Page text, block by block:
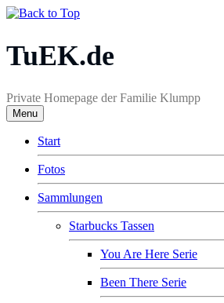
TuEK.de
Private Homepage der Familie Klumpp
Menu
Start
Fotos
Sammlungen
Starbucks Tassen
You Are Here Serie
Been There Serie